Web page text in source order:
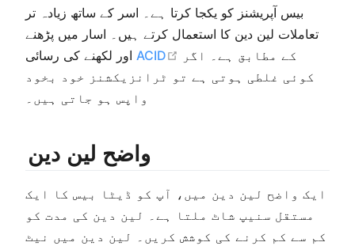
بیس آپریشنز کو یکجا کرتا ہے۔ اسر کے ساتھ زیادہ تر
تعاملات لین دین کا استعمال کرتے ہیں۔ اسار میں پڑھنے
ACID open in new window
کوئی غلطی ہوتی ہے تو ٹرانزیکشنز خود بخود
واپس ہو جاتی ہیں۔
واضح لین دین
ایک واضح لین دین میں، آپ کو ڈیٹا بیس کا ایک
مستقل سنیپ شاٹ ملتا ہے۔ لین دین کی مدت کو
کم سے کم کرنے کی کوشش کریں۔ لین دین میں نیٹ